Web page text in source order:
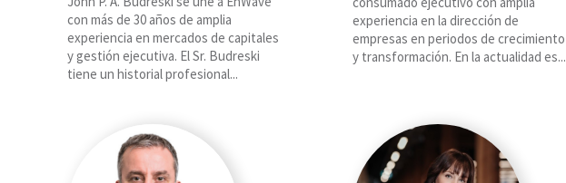
con más de 30 años de amplia
experiencia en mercados de capitales
y gestión ejecutiva. El Sr. Budreski
tiene un historial profesional...
experiencia en la dirección de
empresas en periodos de crecimiento
y transformación. En la actualidad es...